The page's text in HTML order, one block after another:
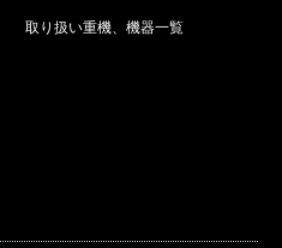
取り扱い重機、機器一覧